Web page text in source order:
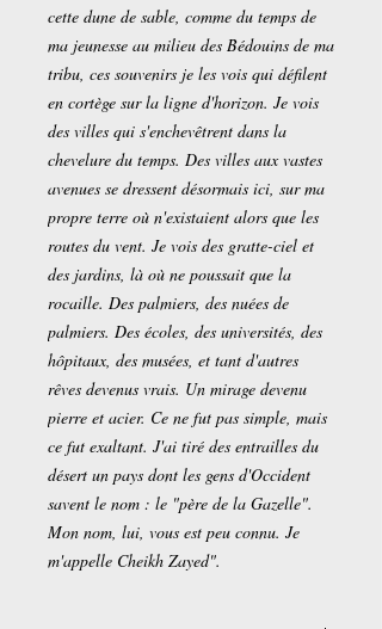
cette dune de sable, comme du temps de
ma jeunesse au milieu des Bédouins de ma
tribu, ces souvenirs je les vois qui défilent
en cortège sur la ligne d'horizon. Je vois
des villes qui s'enchevêtrent dans la
chevelure du temps. Des villes aux vastes
avenues se dressent désormais ici, sur ma
propre terre où n'existaient alors que les
routes du vent. Je vois des gratte-ciel et
des jardins, là où ne poussait que la
rocaille. Des palmiers, des nuées de
palmiers. Des écoles, des universités, des
hôpitaux, des musées, et tant d'autres
rêves devenus vrais. Un mirage devenu
pierre et acier. Ce ne fut pas simple, mais
ce fut exaltant. J'ai tiré des entrailles du
désert un pays dont les gens d'Occident
savent le nom : le "père de la Gazelle".
Mon nom, lui, vous est peu connu. Je
m'appelle Cheikh Zayed".